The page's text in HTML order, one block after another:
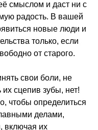
смыслом и даст ни с
радость. В вашей
новые люди и
только, если
от старого.
свои боли, не
их сцепив зубы, нет!
чтобы определиться
делами,
включая их